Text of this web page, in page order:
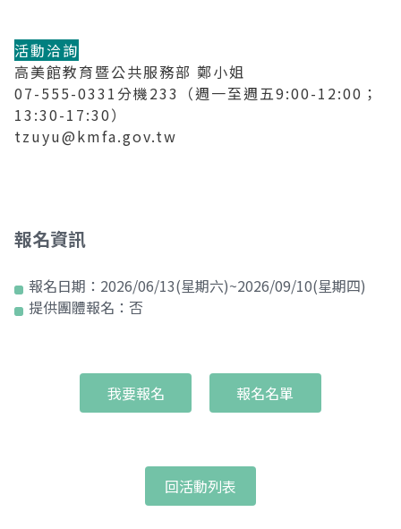
活動洽詢
高美館教育暨公共服務部 鄭小姐
07-555-0331分機233（週一至週五9:00-12:00；
13:30-17:30）
tzuyu@kmfa.gov.tw
報名資訊
報名日期： 2026/06/13(星期六)~2026/09/10(星期四)
提供團體報名： 否
我要報名 報名名單
回活動列表